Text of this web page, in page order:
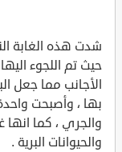
شدت هذه الغابة
حيث تم اللجوء
الأجانب مما جعل
بها ، وأصبحت
والجري ، كما
والحيوانات البرية .